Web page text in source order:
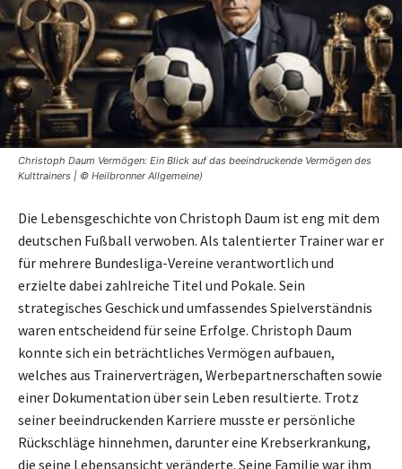
Christoph Daum Vermögen: Ein Blick auf das beeindruckende Vermögen des
Kulttrainers | © Heilbronner Allgemeine)
Die Lebensgeschichte von Christoph Daum ist eng mit dem
deutschen Fußball verwoben. Als talentierter Trainer war er
für mehrere Bundesliga-Vereine verantwortlich und
erzielte dabei zahlreiche Titel und Pokale. Sein
strategisches Geschick und umfassendes Spielverständnis
waren entscheidend für seine Erfolge. Christoph Daum
konnte sich ein beträchtliches Vermögen aufbauen,
welches aus Trainerverträgen, Werbepartnerschaften sowie
einer Dokumentation über sein Leben resultierte. Trotz
seiner beeindruckenden Karriere musste er persönliche
Rückschläge hinnehmen, darunter eine Krebserkrankung,
die seine Lebensansicht veränderte. Seine Familie war ihm